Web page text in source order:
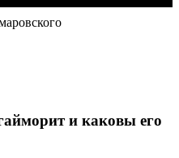
и каковы его